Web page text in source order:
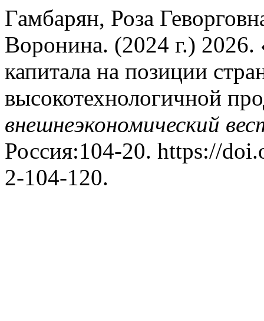
Гамбарян, Роза
Воронина. (2024 г.) 2026.
капитала на позиции
высокотехнологичной
внешнеэкономический
Россия:104-20. https://
2-104-120.